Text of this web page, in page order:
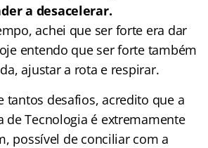
a desacelerar.
achei que ser forte era dar
entendo que ser forte também
ajustar a rota e respirar.
tantos desafios, acredito que a
de Tecnologia é extremamente
possível de conciliar com a